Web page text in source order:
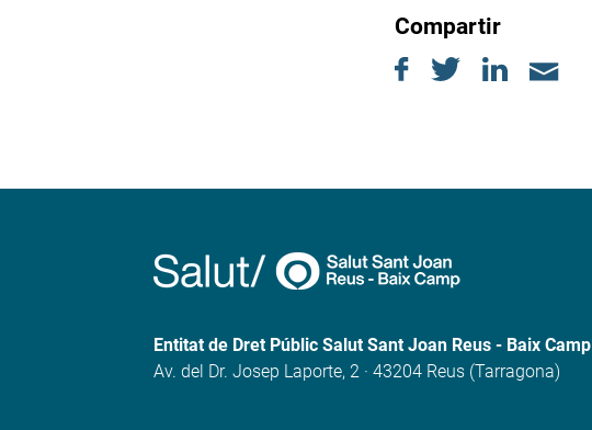
Compartir
Entitat de Dret Públic Salut Sant Joan Reus - Baix Camp
Av. del Dr. Josep Laporte, 2 · 43204 Reus (Tarragona)